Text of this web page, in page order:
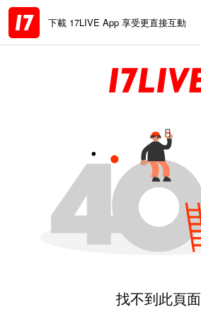
下載 17LIVE App 享受更直接互動
找不到此頁面